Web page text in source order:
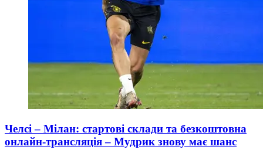
Челсі – Мілан: стартові склади та безкоштовна
онлайн-трансляція – Мудрик знову має шанс